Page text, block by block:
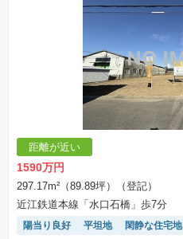
距離が近い
1590万円
297.17m²（89.89坪）（登記）
近江鉄道本線「水口石橋」歩7分
陽当り良好 平坦地 閑静な住宅地